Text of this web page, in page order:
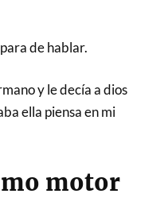
de hablar.
y le decía a dios
ella piensa en mi
motor